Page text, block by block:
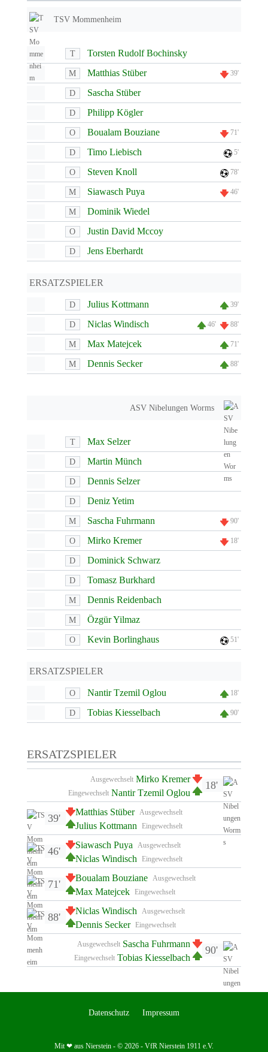
TSV Mommenheim
T Torsten Rudolf Bochinsky
M Matthias Stüber 39'
D Sascha Stüber
D Philipp Kögler
O Boualam Bouziane 71'
D Timo Liebisch 5'
O Steven Knoll 78'
M Siawasch Puya 46'
M Dominik Wiedel
O Justin David Mccoy
D Jens Eberhardt
ERSATZSPIELER
D Julius Kottmann 39'
D Niclas Windisch 46' 88'
M Max Matejcek 71'
M Dennis Secker 88'
ASV Nibelungen Worms
T Max Selzer
D Martin Münch
D Dennis Selzer
D Deniz Yetim
M Sascha Fuhrmann 90'
O Mirko Kremer 18'
D Dominick Schwarz
D Tomasz Burkhard
M Dennis Reidenbach
M Özgür Yilmaz
O Kevin Borlinghaus 51'
ERSATZSPIELER
O Nantir Tzemil Oglou 18'
D Tobias Kiesselbach 90'
ERSATZSPIELER
18'
Ausgewechselt Mirko Kremer
Eingewechselt Nantir Tzemil Oglou
Ausgewechselt
Matthias Stüber
Eingewechselt
Julius Kottmann
39'
Ausgewechselt
Siawasch Puya
Eingewechselt
Niclas Windisch
46'
Ausgewechselt
Boualam Bouziane
Eingewechselt
Max Matejcek
71'
Ausgewechselt
Niclas Windisch
Eingewechselt
Dennis Secker
88'
90'
Ausgewechselt Sascha Fuhrmann
Eingewechselt Tobias Kiesselbach
Datenschutz Impressum
Mit ❤ aus Nierstein - © 2026 - VfR Nierstein 1911 e.V.